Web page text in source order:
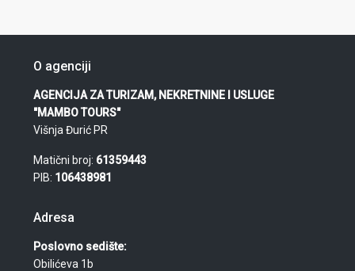
O agenciji
AGENCIJA ZA TURIZAM, NEKRETNINE I USLUGE
"MAMBO TOURS"
Višnja Đurić PR
Matični broj: 61359443
PIB: 106438981
Adresa
Poslovno sedište:
Obilićeva 1b